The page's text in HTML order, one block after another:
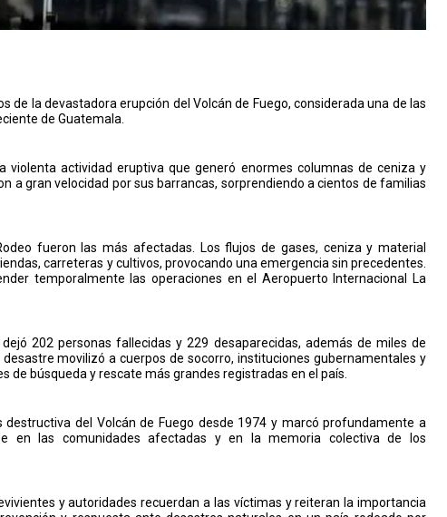
de la devastadora erupción del Volcán de Fuego, considerada una de las
de Guatemala.
violenta actividad eruptiva que generó enormes columnas de ceniza y
a gran velocidad por sus barrancas, sorprendiendo a cientos de familias
fueron las más afectadas. Los flujos de gases, ceniza y material
carreteras y cultivos, provocando una emergencia sin precedentes.
temporalmente las operaciones en el Aeropuerto Internacional La
202 personas fallecidas y 229 desaparecidas, además de miles de
movilizó a cuerpos de socorro, instituciones gubernamentales y
de búsqueda y rescate más grandes registradas en el país.
destructiva del Volcán de Fuego desde 1974 y marcó profundamente a
en las comunidades afectadas y en la memoria colectiva de los
y autoridades recuerdan a las víctimas y reiteran la importancia